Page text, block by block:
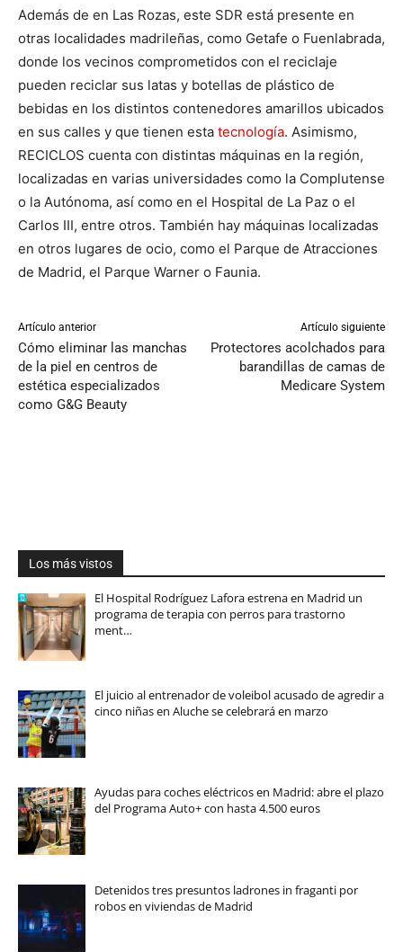
Además de en Las Rozas, este SDR está presente en
otras localidades madrileñas, como Getafe o Fuenlabrada,
donde los vecinos comprometidos con el reciclaje
pueden reciclar sus latas y botellas de plástico de
bebidas en los distintos contenedores amarillos ubicados
en sus calles y que tienen esta tecnología. Asimismo,
RECICLOS cuenta con distintas máquinas en la región,
localizadas en varias universidades como la Complutense
o la Autónoma, así como en el Hospital de La Paz o el
Carlos III, entre otros. También hay máquinas localizadas
en otros lugares de ocio, como el Parque de Atracciones
de Madrid, el Parque Warner o Faunia.
Artículo anterior
Cómo eliminar las manchas
de la piel en centros de
estética especializados
como G&G Beauty
Artículo siguiente
Protectores acolchados para
barandillas de camas de
Medicare System
Los más vistos
El Hospital Rodríguez Lafora estrena en Madrid un
programa de terapia con perros para trastorno
ment…
El juicio al entrenador de voleibol acusado de agredir a
cinco niñas en Aluche se celebrará en marzo
Ayudas para coches eléctricos en Madrid: abre el plazo
del Programa Auto+ con hasta 4.500 euros
Detenidos tres presuntos ladrones in fraganti por
robos en viviendas de Madrid